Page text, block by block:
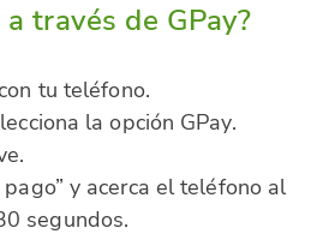
través de GPay?
tu teléfono.
la opción GPay.
y acerca el teléfono al
segundos.